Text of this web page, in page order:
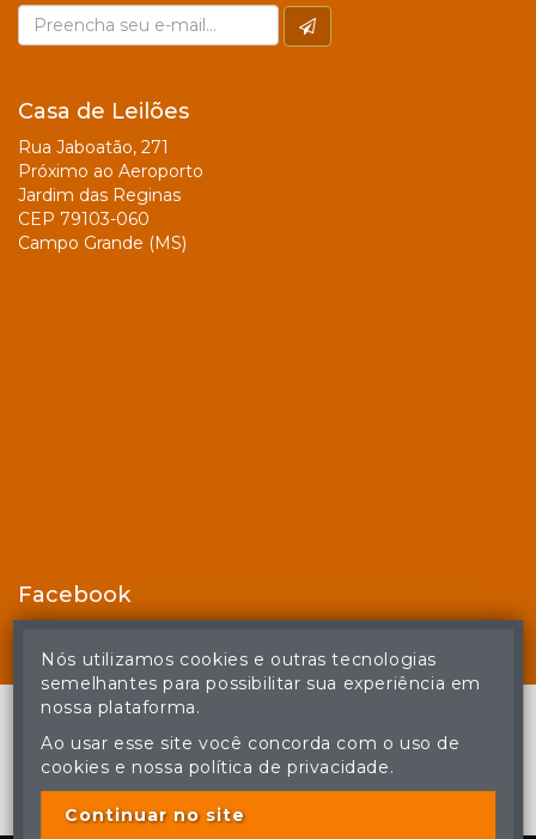
Casa de Leilões
Rua Jaboatão, 271
Próximo ao Aeroporto
Jardim das Reginas
CEP 79103-060
Campo Grande (MS)
Facebook
© Casa de Leilões - Todos os direitos reservados
A cópia ou reprodução não autorizada do conteúdo deste site
poderá acarretar em penas previstas em lei.
Nós utilizamos cookies e outras tecnologias
semelhantes para possibilitar sua experiência em
nossa plataforma.
Ao usar esse site você concorda com o uso de
cookies e nossa política de privacidade.
Continuar no site